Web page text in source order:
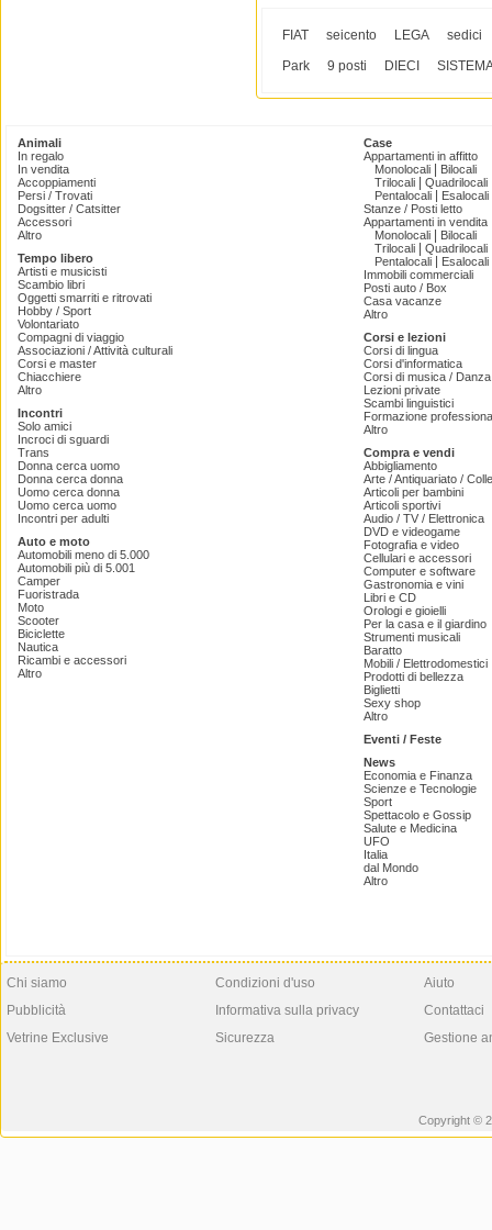
FIAT seicento LEGA
sedici
Park
9 posti DIECI
Animali
In regalo
In vendita
Accoppiamenti
Persi / Trovati
Dogsitter / Catsitter
Accessori
Altro
Tempo libero
Artisti e musicisti
Scambio libri
Oggetti smarriti e ritrovati
Hobby / Sport
Volontariato
Compagni di viaggio
Associazioni / Attività culturali
Corsi e master
Chiacchiere
Altro
Incontri
Solo amici
Incroci di sguardi
Trans
Donna cerca uomo
Donna cerca donna
Uomo cerca donna
Uomo cerca uomo
Incontri per adulti
Auto e moto
Automobili meno di 5.000
Automobili più di 5.001
Camper
Fuoristrada
Moto
Scooter
Biciclette
Nautica
Ricambi e accessori
Altro
Case
Appartamenti in affitto
Monolocali
Bilocali
Trilocali
Quadrilocali
Pentalocali
Esalocali
Stanze / Posti letto
Appartamenti in vendita
Monolocali
Bilocali
Trilocali
Quadrilocali
Pentalocali
Esalocali
Immobili commerciali
Posti auto / Box
Casa vacanze
Altro
Corsi e lezioni
Corsi di lingua
Corsi d'informatica
Corsi di musica /
Lezioni private
Scambi linguistici
Formazione
Altro
Compra e vendi
Abbigliamento
Arte / Antiquariato /
Articoli per bambini
Articoli sportivi
Audio / TV / Elettronica
DVD e videogame
Fotografia e video
Cellulari e accessori
Computer e software
Gastronomia e vini
Libri e CD
Orologi e gioielli
Per la casa e il giardino
Strumenti musicali
Baratto
Mobili / Elettrodomestici
Prodotti di bellezza
Biglietti
Sexy shop
Altro
Eventi / Feste
News
Economia e Finanza
Scienze e Tecnologie
Sport
Spettacolo e Gossip
Salute e Medicina
UFO
Italia
dal Mondo
Altro
Chi siamo
Pubblicità
Vetrine Exclusive
Condizioni d'uso
Informativa sulla privacy
Sicurezza
Aiuto
Contattaci
Gestione
Copyright ©